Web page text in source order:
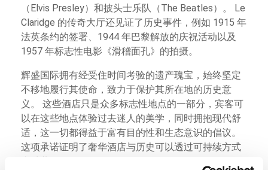
（Elvis Presley）和披头士乐队（The Beatles）。 Le
Claridge 的传奇大厅还见证了历史事件，例如 1915 年
法英条约的签署、1944 年巴黎解放的庆祝活动以及
1957 年标志性电影《滑稽面孔》的拍摄。
辉盛国际拥有经受住时间考验的遗产瑰宝，始终坚定
不移地履行其使命，致力于保护其所在地的历史意
义。 这些酒店只是众多标志性地点的一部分，宾客可
以在这些地点体验过去迷人的美学，同时拥抱现代舒
适，这一切都得益于富有目的性和生态意识的倡议。
这项承诺证明了奢华酒店与历史可以透过可持续方式